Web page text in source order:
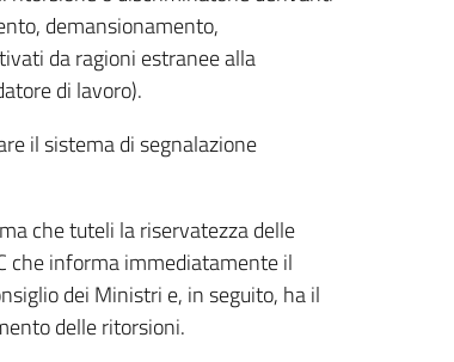
demansionamento,
da ragioni estranee alla
di lavoro).
il sistema di segnalazione
che tuteli la riservatezza delle
che informa immediatamente il
dei Ministri e, in seguito, ha il
delle ritorsioni.